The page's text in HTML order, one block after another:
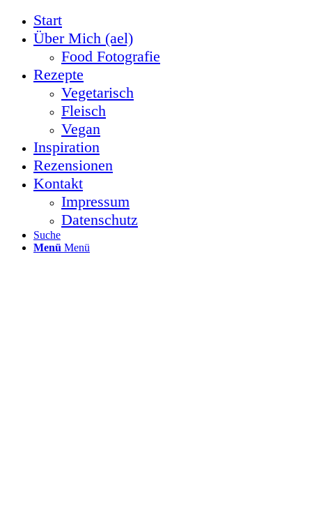
Start
Über Mich (ael)
Food Fotografie
Rezepte
Vegetarisch
Fleisch
Vegan
Inspiration
Rezensionen
Kontakt
Impressum
Datenschutz
Suche
Menü Menü